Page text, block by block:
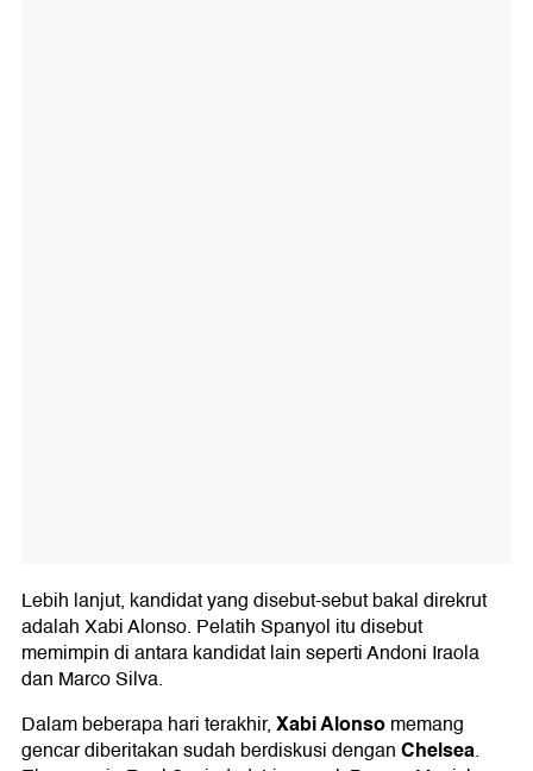
Lebih lanjut, kandidat yang disebut-sebut bakal direkrut
adalah Xabi Alonso. Pelatih Spanyol itu disebut
memimpin di antara kandidat lain seperti Andoni Iraola
dan Marco Silva.
Dalam beberapa hari terakhir,Xabi Alonsomemang
gencar diberitakan sudah berdiskusi denganChelsea.